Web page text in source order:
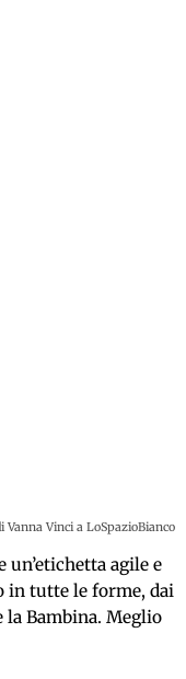
Vanna Vinci a LoSpazioBianco
agile e
in tutte le forme, dai
Bambina. Meglio